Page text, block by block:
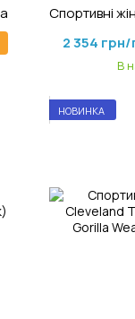
2 354 грн/
В
НОВИНКА